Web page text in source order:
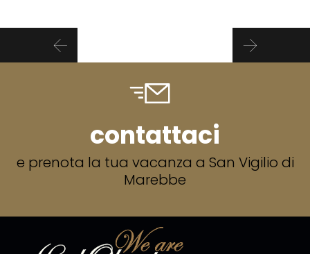
contattaci
e prenota la tua vacanza a San Vigilio di
Marebbe